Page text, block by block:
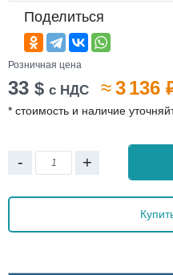
Поделиться
Розничная цена
33 $ с НДС ≈3 136
* стоимость и наличие
- +